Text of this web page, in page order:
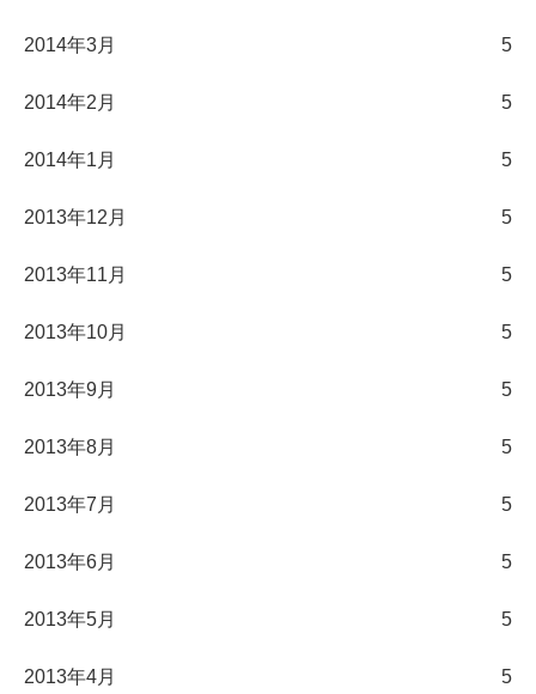
2014年3月 5
2014年2月 5
2014年1月 5
2013年12月 5
2013年11月 5
2013年10月 5
2013年9月 5
2013年8月 5
2013年7月 5
2013年6月 5
2013年5月 5
2013年4月 5